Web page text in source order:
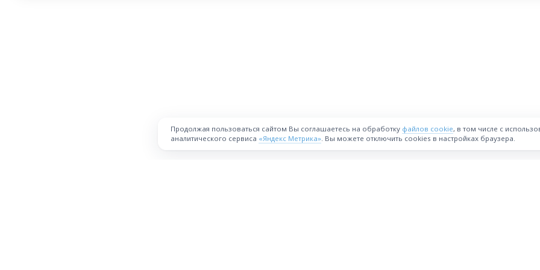
Продолжая пользоваться сайтом Вы соглашаетесь на обработку файлов cookie, в том числе с
аналитического сервиса «Яндекс Метрика». Вы можете отключить cookies в настройках браузера.